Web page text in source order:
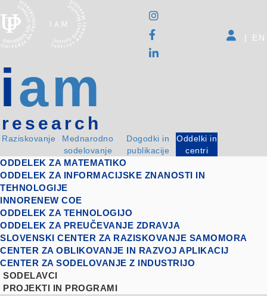
iam
research
Raziskovanje
Mednarodno
sodelovanje
Dogodki in
publikacije
Oddelki in
centri
| EN
ODDELEK ZA MATEMATIKO
ODDELEK ZA INFORMACIJSKE ZNANOSTI IN
TEHNOLOGIJE
INNORENEW COE
ODDELEK ZA TEHNOLOGIJO
ODDELEK ZA PREUČEVANJE ZDRAVJA
SLOVENSKI CENTER ZA RAZISKOVANJE SAMOMORA
CENTER ZA OBLIKOVANJE IN RAZVOJ APLIKACIJ
CENTER ZA SODELOVANJE Z INDUSTRIJO
SODELAVCI
PROJEKTI IN PROGRAMI